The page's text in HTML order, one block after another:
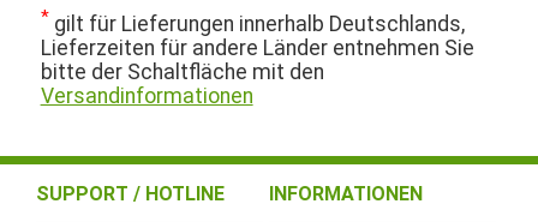
* gilt für Lieferungen innerhalb Deutschlands,
Lieferzeiten für andere Länder entnehmen Sie
bitte der Schaltfläche mit den
Versandinformationen
SUPPORT / HOTLINE INFORMATIONEN